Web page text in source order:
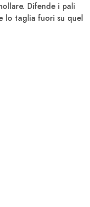
Difende i pali
lo taglia fuori su quel